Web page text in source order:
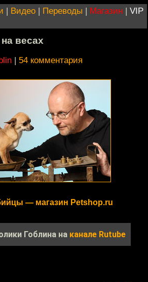
| Видео | Переводы | Магазин | VIP
весах
| 54 комментария
— магазин Petshop.ru
Гоблина на канале Rutube